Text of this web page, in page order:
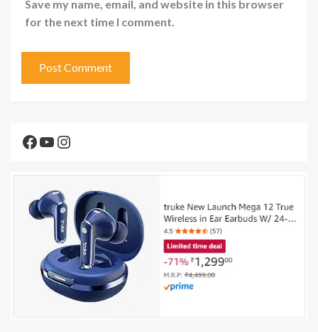
Save my name, email, and website in this browser
for the next time I comment.
Facebook
YouTube
Instagram